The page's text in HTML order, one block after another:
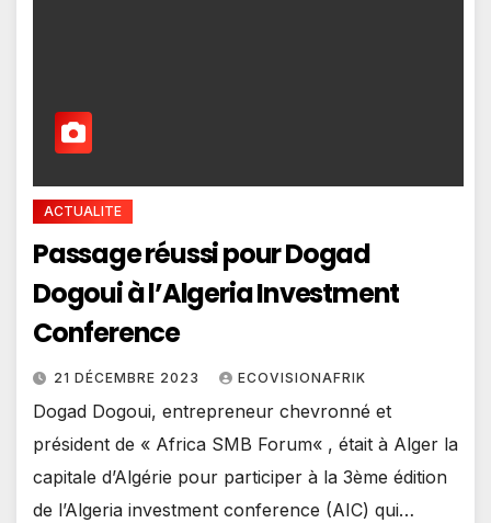
ACTUALITE
Passage réussi pour Dogad
Dogoui à l’Algeria Investment
Conference
21 DÉCEMBRE 2023 ECOVISIONAFRIK
Dogad Dogoui, entrepreneur chevronné et
président de « Africa SMB Forum« , était à Alger la
capitale d’Algérie pour participer à la 3ème édition
de l’Algeria investment conference (AIC) qui…